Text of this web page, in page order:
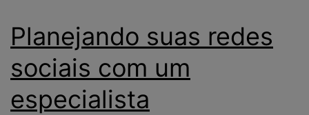
Planejando suas redes
sociais com um
especialista